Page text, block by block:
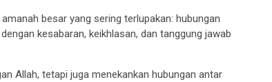
besar yang sering terlupakan: hubungan
kesabaran, keikhlasan, dan tanggung jawab
Allah, tetapi juga menekankan hubungan antar